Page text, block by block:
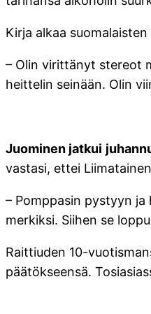
Kirja alkaa
– Olin virittänyt stereot
heittelin seinään. Olin
Juominen jatkui
vastasi, ettei
– Pomppasin pystyyn
merkiksi. Siihen se
Raittiuden 10-
päätökseensä.